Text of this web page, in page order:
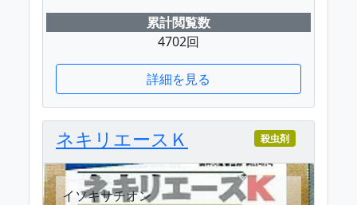
累計閲覧数
4702回
詳細を見る
ネキリエースＫ 殺虫剤
イソキサチオン